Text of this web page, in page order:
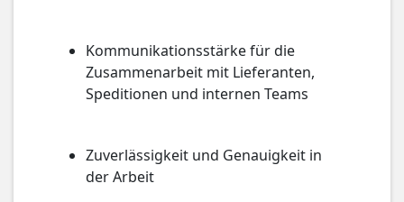
Kommunikationsstärke für die
Zusammenarbeit mit Lieferanten,
Speditionen und internen Teams
Zuverlässigkeit und Genauigkeit in
der Arbeit